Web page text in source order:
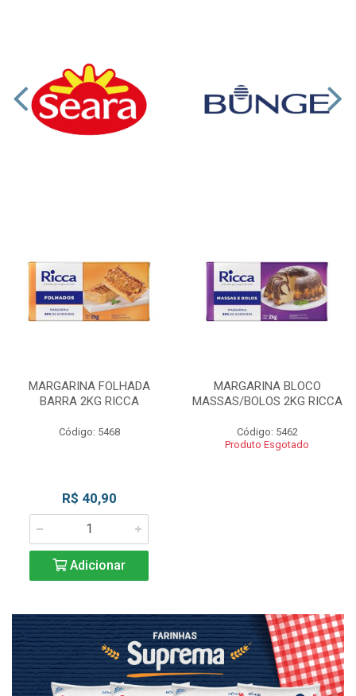
MARGARINA FOLHADA
BARRA 2KG RICCA
Código: 5468
R$ 40,90
Adicionar
MARGARINA BLOCO
MASSAS/BOLOS 2KG RICCA
Código: 5462
Produto Esgotado